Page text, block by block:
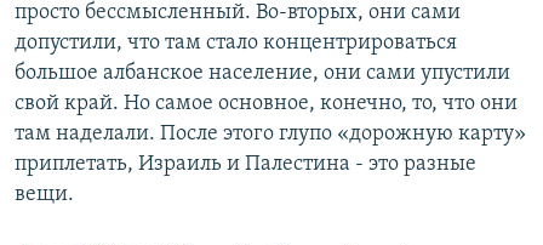
просто бессмысленный. Во-вторых, они сами
допустили, что там стало концентрироваться
большое албанское население, они сами упустили
свой край. Но самое основное, конечно, то, что они
там наделали. После этого глупо «дорожную карту»
приплетать, Израиль и Палестина - это разные
вещи.